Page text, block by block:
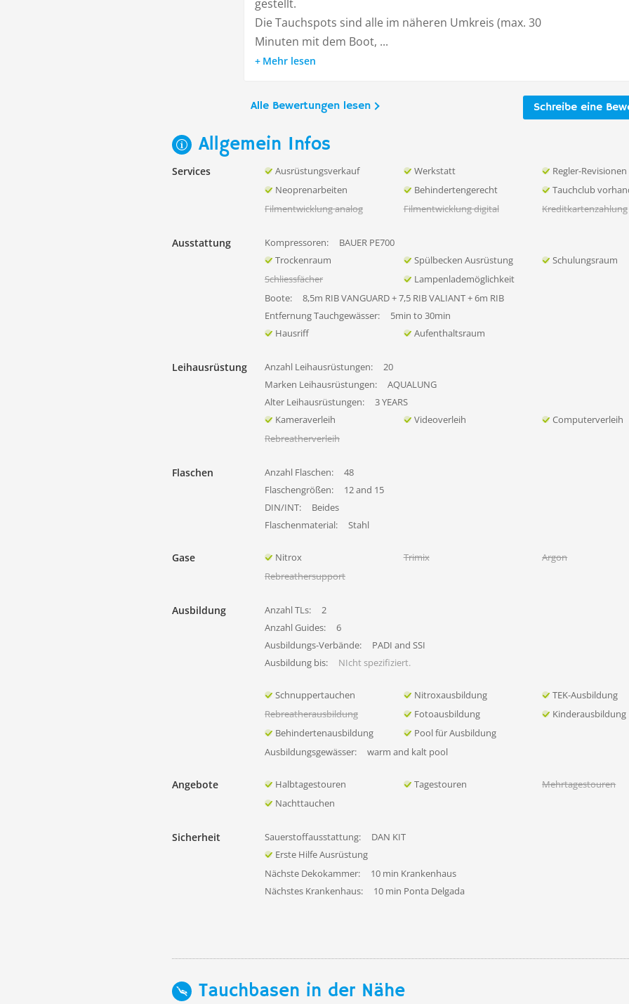
gestellt.
Die Tauchspots sind alle im näheren Umkreis (max. 30
Minuten mit dem Boot, ...
Mehr lesen
Schreibe eine
Alle Bewertungen lesen
Allgemein Infos
Services Ausrüstungsverkauf Werkstatt
Regler-Revisionen
Neoprenarbeiten
Behindertengerecht
Tauchclub
Filmentwicklung analog
Filmentwicklung digital Kreditkartenzahlung
Ausstattung Kompressoren:
BAUER PE700
Trockenraum
Spülbecken Ausrüstung
Schulungsraum
Schliessfächer
Lampenlademöglichkeit
Boote:
8,5m RIB VANGUARD + 7,5 RIB VALIANT + 6m RIB
Entfernung Tauchgewässer:
5min to 30min
Hausriff
Aufenthaltsraum
Leihausrüstung Anzahl Leihausrüstungen:
20
Marken Leihausrüstungen:
AQUALUNG
Alter Leihausrüstungen:
3 YEARS
Kameraverleih
Videoverleih
Computerverleih
Rebreatherverleih
Flaschen Anzahl Flaschen:
48
Flaschengrößen:
12 and 15
DIN/INT:
Beides
Flaschenmaterial:
Stahl
Gase Nitrox Trimix
Argon
Rebreathersupport
Ausbildung Anzahl TLs:
2
Anzahl Guides:
6
Ausbildungs-Verbände:
PADI and SSI
Ausbildung bis:
NIcht spezifiziert.
Schnuppertauchen Nitroxausbildung
TEK-Ausbildung
Rebreatherausbildung
Fotoausbildung
Kinderausbildung
Behindertenausbildung
Pool für Ausbildung
Ausbildungsgewässer:
warm and kalt pool
Angebote Halbtagestouren Tagestouren
Mehrtagestouren
Nachttauchen
Sicherheit Sauerstoffausstattung:
DAN KIT
Erste Hilfe Ausrüstung
Nächste Dekokammer:
10 min Krankenhaus
Nächstes Krankenhaus:
10 min Ponta Delgada
Tauchbasen in der Nähe